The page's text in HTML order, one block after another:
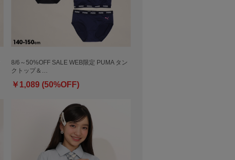
8/6～50%OFF SALE WEB限定 PUMA タン
クトップ＆…
￥1,089 (50%OFF)